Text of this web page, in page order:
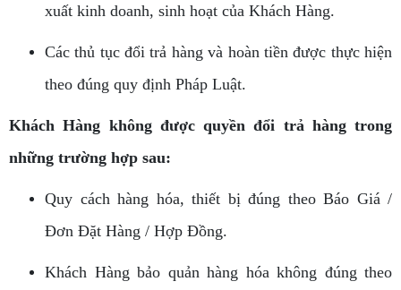
xuất kinh doanh, sinh hoạt của Khách Hàng.
Các thủ tục đổi trả hàng và hoàn tiền được thực hiện
theo đúng quy định Pháp Luật.
Khách Hàng không được quyền đổi trả hàng trong
những trường hợp sau:
Quy cách hàng hóa, thiết bị đúng theo Báo Giá /
Đơn Đặt Hàng / Hợp Đồng.
Khách Hàng bảo quản hàng hóa không đúng theo